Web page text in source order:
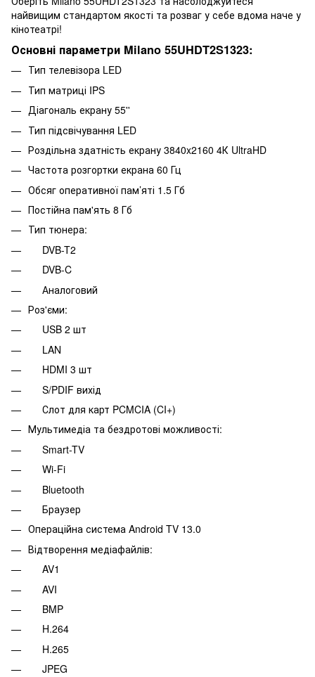
найвищим стандартом якості та розваг у себе вдома наче у
кінотеатрі!
Основні параметри Milano 55UHDT2S1323:
Тип телевізора LED
Тип матриці IPS
Діагональ екрану 55''
Тип підсвічування LED
Роздільна здатність екрану 3840x2160 4К UltraHD
Частота розгортки екрана 60 Гц
Обсяг оперативної пам’яті 1.5 Гб
Постійна пам'ять 8 Гб
Тип тюнера:
DVB-T2
DVB-C
Аналоговий
Роз'єми:
USB 2 шт
LAN
HDMI 3 шт
S/PDIF вихід
Слот для карт PCMCIA (CI+)
Мультимедіа та бездротові можливості:
Smart-TV
Wi-Fi
Bluetooth
Браузер
Операційна система Android TV 13.0
Відтворення медіафайлів:
AV1
AVI
BMP
H.264
H.265
JPEG